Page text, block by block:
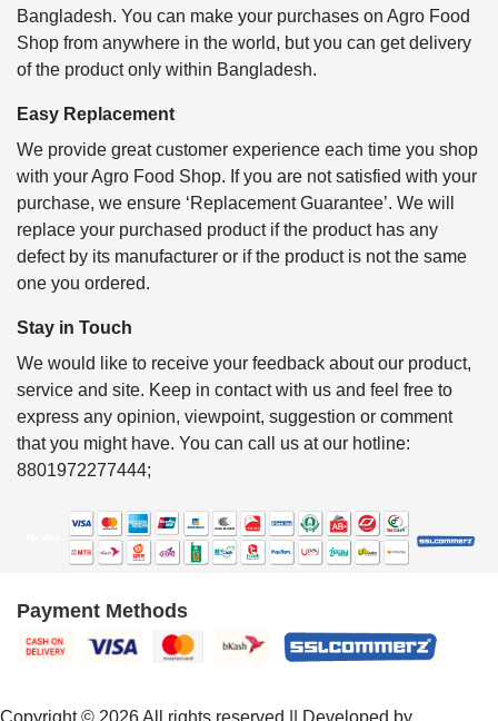
Bangladesh. You can make your purchases on Agro Food
Shop from anywhere in the world, but you can get delivery
of the product only within Bangladesh.
Easy Replacement
We provide great customer experience each time you shop
with your Agro Food Shop. If you are not satisfied with your
purchase, we ensure ‘Replacement Guarantee’. We will
replace your purchased product if the product has any
defect by its manufacturer or if the product is not the same
one you ordered.
Stay in Touch
We would like to receive your feedback about our product,
service and site. Keep in contact with us and feel free to
express any opinion, viewpoint, suggestion or comment
that you might have. You can call us at our hotline:
8801972277444;
Payment Methods
Copyright © 2026 All rights reserved || Developed by